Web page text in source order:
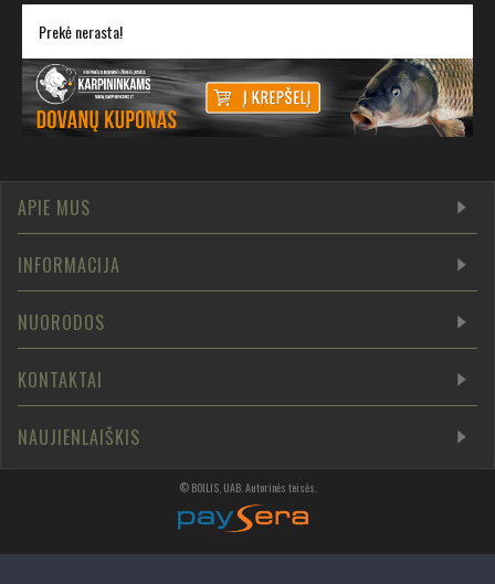
Prekė nerasta!
APIE MUS
INFORMACIJA
NUORODOS
KONTAKTAI
NAUJIENLAIŠKIS
© BOILIS, UAB.Autorinės teisės.